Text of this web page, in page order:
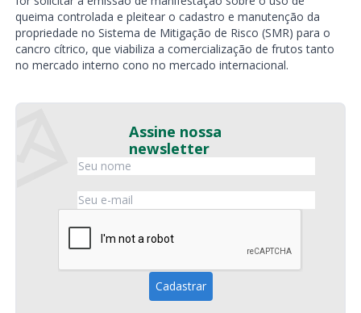
queima controlada e pleitear o cadastro e manutenção da
propriedade no Sistema de Mitigação de Risco (SMR) para o
cancro cítrico, que viabiliza a comercialização de frutos tanto
no mercado interno cono no mercado internacional.
Assine nossa
newsletter